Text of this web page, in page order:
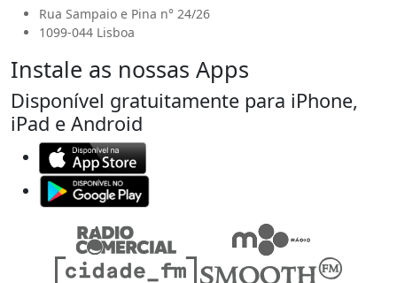
Rua Sampaio e Pina n° 24/26
1099-044 Lisboa
Instale as nossas Apps
Disponível gratuitamente para iPhone,
iPad e Android